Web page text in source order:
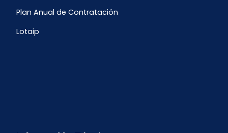
Plan Anual de Contratación
Lotaip